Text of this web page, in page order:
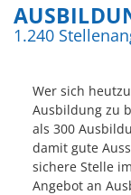
1.240
Wer sich
Ausbildung zu
als 300
damit gute
sichere Stelle
Angebot an